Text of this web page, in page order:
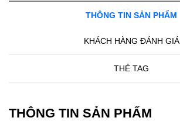
THÔNG TIN SẢN PHẨM
KHÁCH HÀNG ĐÁNH GIÁ
THẺ TAG
THÔNG TIN SẢN PHẨM